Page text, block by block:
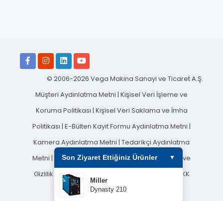
© 2006-2026 Vega Makina Sanayi ve Ticaret A.Ş.
Müşteri Aydınlatma Metni | Kişisel Veri İşleme ve
Koruma Politikası | Kişisel Veri Saklama ve İmha
Politikası | E-Bülten Kayıt Formu Aydınlatma Metni |
Kamera Aydınlatma Metni | Tedarikçi Aydınlatma
Metni | Sosyal Medya Aydınlatma Metni
Çerez ve
Gizlilik Politikası
KVKK
Başvuru Formu
Son Ziyaret Ettiğiniz Ürünler ▼
Miller
Dynasty 210